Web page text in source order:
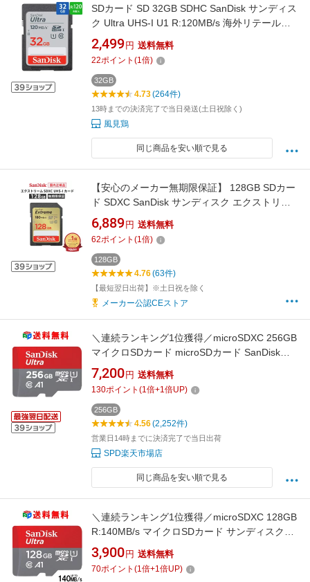
SDカード SD 32GB SDHC SanDisk サンディス
ク Ultra UHS-I U1 R:120MB/s 海外リテール
SDSDUN4-032G-GN6IN ◆メ
2,499 円 送料無料
22ポイント (1倍)
32GB
4.73(264件)
13時までの決済完了で当日発送(土日祝除く)
風見鶏
同じ商品を安い順で見る
【安心のメーカー無期限保証】 128GB SDカー
ド SDXC SanDisk サンディスク エクストリー
ム SD UHS-Iカード 読み出し 180MB/秒 書き込
み 90MB/秒 CLASS10 メーカー正規品
SDSDXVA-128G-GHJIN
6,889 円 送料無料
62ポイント (1倍)
128GB
4.76(63件)
【最短翌日出荷】※土日祝を除く
メーカー公認CEストア
＼連続ランキング1位獲得／microSDXC 256GB
マイクロSDカード microSDカード SanDisk
Ultra UHS-I R:150MB/s A1 Nintendo Switch動
作確認済 高耐久 海外パッケージ 送料無料
SDSQUAC-256G-GN6MN
7,200 円 送料無料
130ポイント (1倍+1倍UP)
256GB
4.56(2,252件)
営業日14時までに決済完了で当日出荷
SPD楽天市場店
同じ商品を安い順で見る
＼連続ランキング1位獲得／microSDXC 128GB
R:140MB/s マイクロSDカード サンディスク
UHS-I U1 A1 FULL HD アプリ最適化 Nintendo
Switch動作確認済 海外パッケージ 送料無料
SDSQUAB-128G-GN6MN
3,900 円 送料無料
70ポイント (1倍+1倍UP)